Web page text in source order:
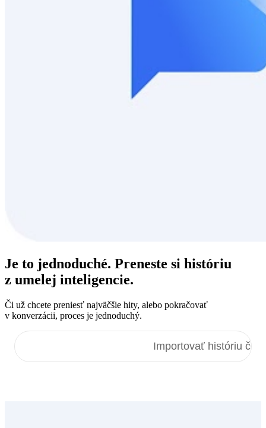
Je to jednoduché. Preneste si históriu
z umelej inteligencie.
Či už chcete preniesť najväčšie hity, alebo pokračovať
v konverzácii, proces je jednoduchý.
Importovať históriu četu